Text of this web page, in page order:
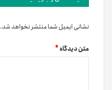
نشانی ایمیل شما منتشر نخواهد شد.
متن دیدگاه*